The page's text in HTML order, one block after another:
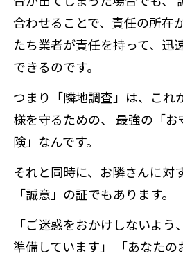
合わせることで、責任の所在
たち業者が責任を持って、迅
できるのです。
つまり「隣地調査」は、これ
様を守るための、 最強の「
険」なんです。
それと同時に、お隣さんに対
「誠意」の証でもあります。
「ご迷惑をおかけしないよう
準備しています」 「あなたの